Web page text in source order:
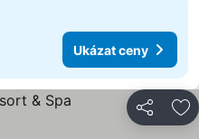
Ukázat ceny
Sdílet